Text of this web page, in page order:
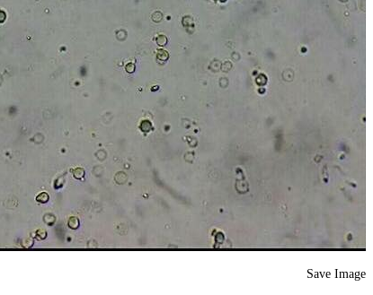
Save Image